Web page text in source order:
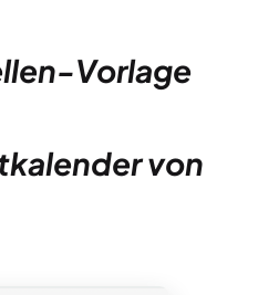
Vorlage
von